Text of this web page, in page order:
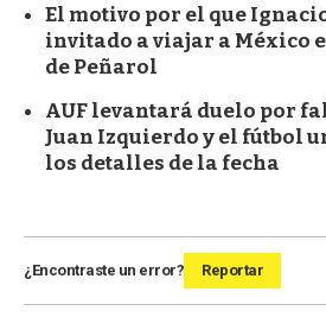
El motivo por el que
invitado a viajar a México
de Peñarol
AUF levantará duelo por
Juan Izquierdo y el fútbol
los detalles de la fecha
¿Encontraste un error? Reportar